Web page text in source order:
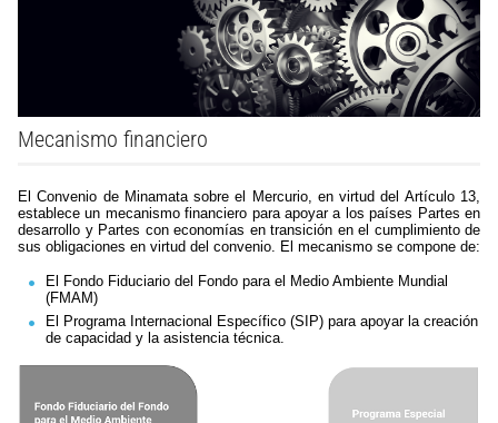
Mecanismo financiero
El Convenio de Minamata sobre el Mercurio, en virtud del Artículo 13,
establece un mecanismo financiero para apoyar a los países Partes en
desarrollo y Partes con economías en transición en el cumplimiento de
sus obligaciones en virtud del convenio. El mecanismo se compone de:
El Fondo Fiduciario del Fondo para el Medio Ambiente Mundial
(FMAM)
El Programa Internacional Específico (SIP) para apoyar la creación
de capacidad y la asistencia técnica.